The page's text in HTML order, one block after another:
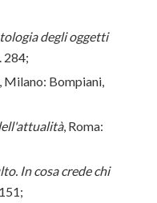
degli oggetti
284;
, Milano: Bompiani,
, Roma:
In cosa crede chi